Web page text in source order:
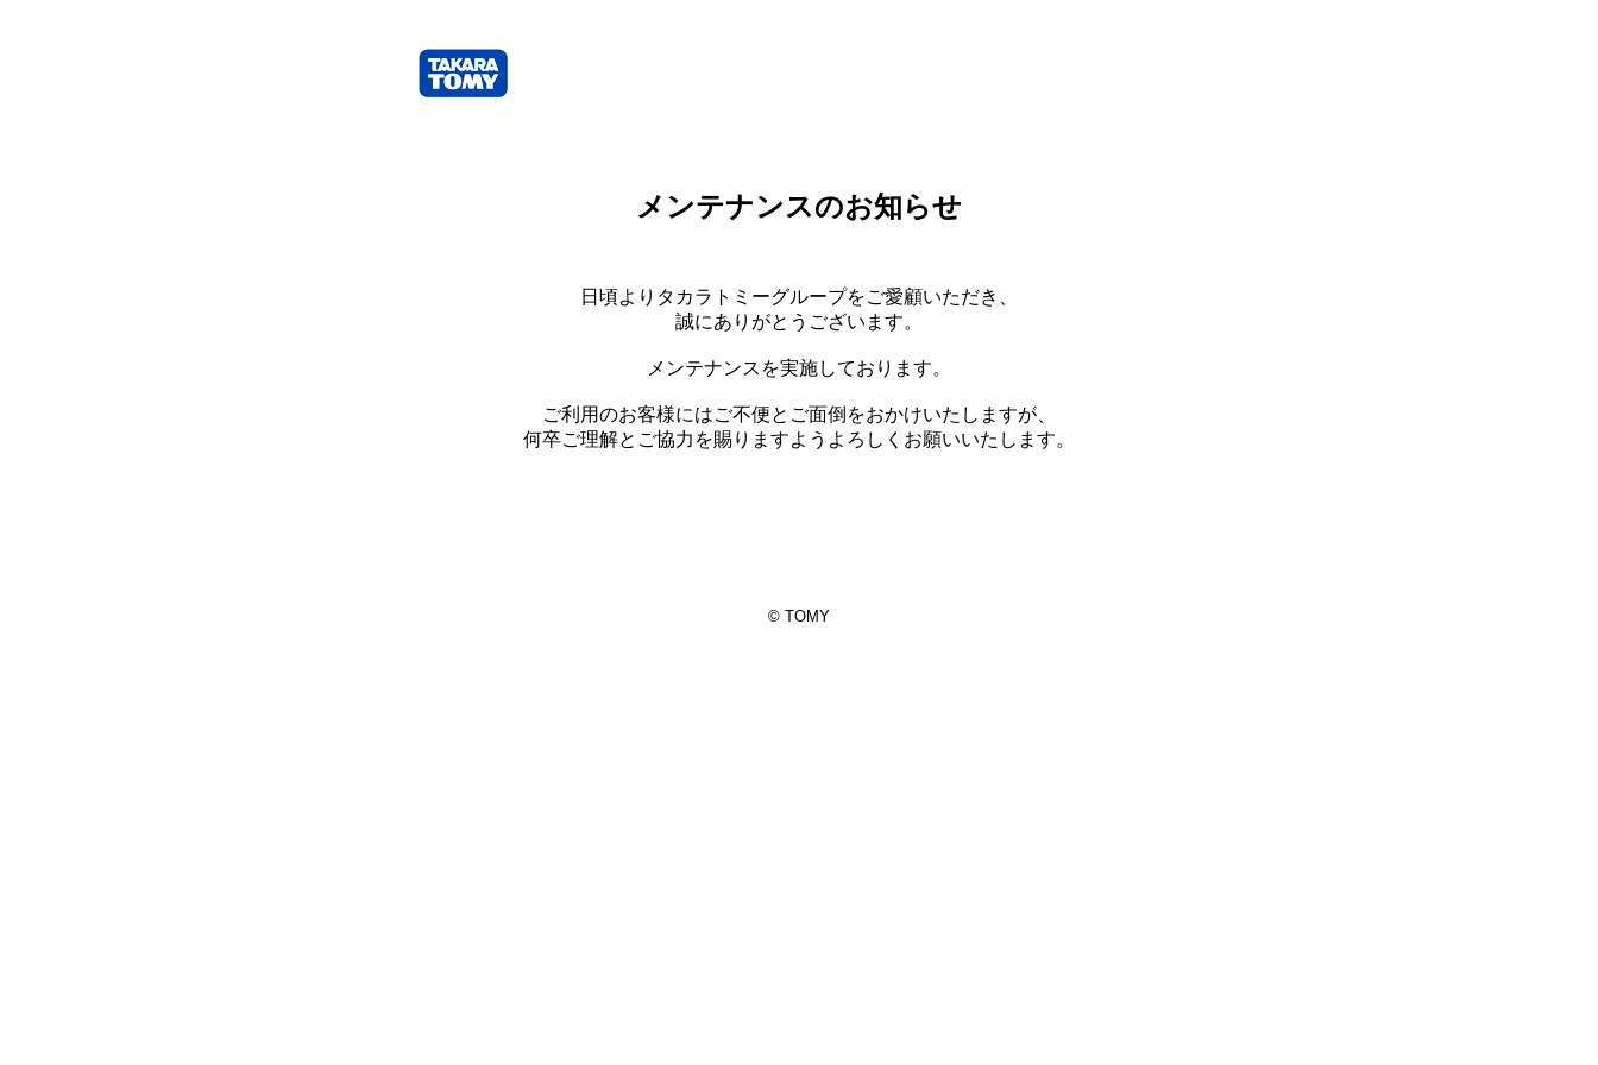
メンテナンスのお知らせ
日頃よりタカラトミーグループをご愛顧いただき、
誠にありがとうございます。
メンテナンスを実施しております。
ご利用のお客様にはご不便とご面倒をおかけいたしますが、
何卒ご理解とご協力を賜りますようよろしくお願いいたします。
© TOMY